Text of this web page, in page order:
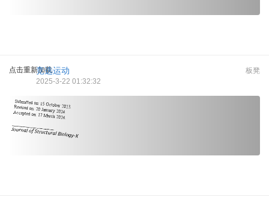
点击重新加载 板凳
竞选运动
2025-3-22 01:32:32